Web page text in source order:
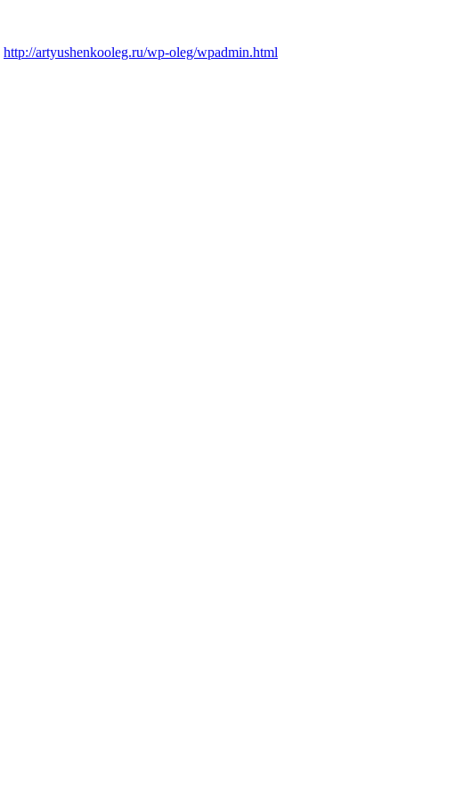
http://artyushenkooleg.ru/wp-oleg/wpadmin.html